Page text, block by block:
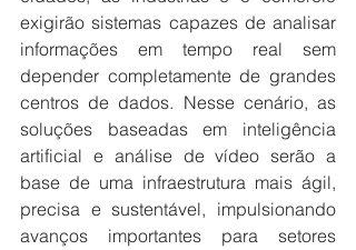
exigirão sistemas capazes de analisar
informações em tempo real sem
depender completamente de grandes
centros de dados. Nesse cenário, as
soluções baseadas em inteligência
artificial e análise de vídeo serão a
base de uma infraestrutura mais ágil,
precisa e sustentável, impulsionando
avanços importantes para setores